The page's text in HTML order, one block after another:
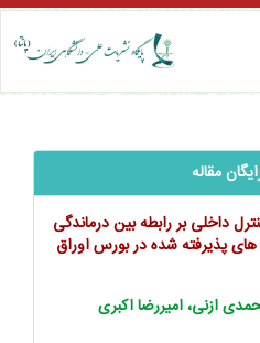
مقاله
داخلی بر رابطه بین درماندگی
پذیرفته شده در بورس اوراق
ازنی، امیررضا اکبری